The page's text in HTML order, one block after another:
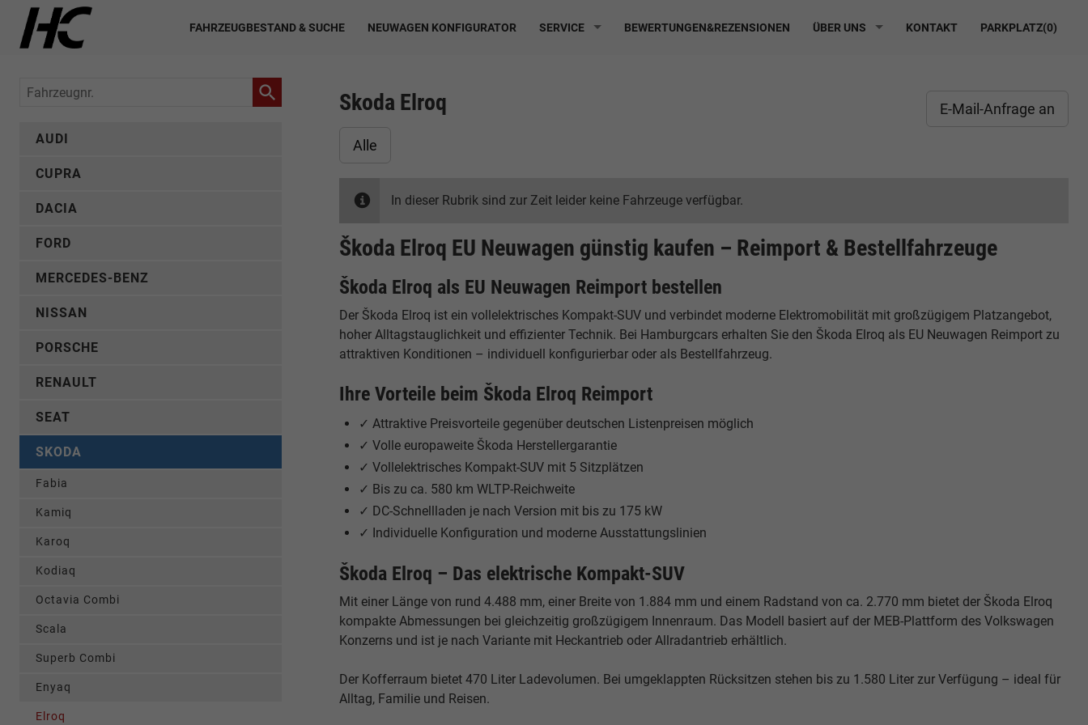
FAHRZEUGBESTAND & SUCHE NEUWAGEN KONFIGURATOR SERVICE BEWERTUNGEN&REZENSIONEN ÜBER UNS KONTAKT PARKPLATZ(0)
E-Mail-Anfrage an
Skoda Elroq
Alle
In dieser Rubrik sind zur Zeit leider keine Fahrzeuge verfügbar.
Škoda Elroq EU Neuwagen günstig kaufen – Reimport & Bestellfahrzeuge
Škoda Elroq als EU Neuwagen Reimport bestellen
Der Škoda Elroq ist ein vollelektrisches Kompakt-SUV und verbindet moderne Elektromobilität mit großzügigem Platzangebot,
hoher Alltagstauglichkeit und effizienter Technik. Bei Hamburgcars erhalten Sie den Škoda Elroq als EU Neuwagen Reimport zu
attraktiven Konditionen – individuell konfigurierbar oder als Bestellfahrzeug.
Ihre Vorteile beim Škoda Elroq Reimport
✓ Attraktive Preisvorteile gegenüber deutschen Listenpreisen möglich
✓ Volle europaweite Škoda Herstellergarantie
✓ Vollelektrisches Kompakt-SUV mit 5 Sitzplätzen
✓ Bis zu ca. 580 km WLTP-Reichweite
✓ DC-Schnellladen je nach Version mit bis zu 175 kW
✓ Individuelle Konfiguration und moderne Ausstattungslinien
Škoda Elroq – Das elektrische Kompakt-SUV
Mit einer Länge von rund 4.488 mm, einer Breite von 1.884 mm und einem Radstand von ca. 2.770 mm bietet der Škoda Elroq
kompakte Abmessungen bei gleichzeitig großzügigem Innenraum. Das Modell basiert auf der MEB-Plattform des Volkswagen
Konzerns und ist je nach Variante mit Heckantrieb oder Allradantrieb erhältlich.
Der Kofferraum bietet 470 Liter Ladevolumen. Bei umgeklappten Rücksitzen stehen bis zu 1.580 Liter zur Verfügung – ideal für
Alltag, Familie und Reisen.
Fahrzeugnr.
AUDI
CUPRA
DACIA
FORD
MERCEDES-BENZ
NISSAN
PORSCHE
RENAULT
SEAT
SKODA
Fabia
Kamiq
Karoq
Kodiaq
Octavia Combi
Scala
Superb Combi
Enyaq
Elroq